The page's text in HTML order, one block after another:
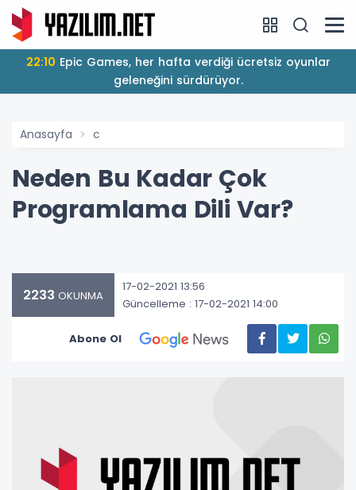
22:10
geleneğini sürdürüyor.
Anasayfa c
Neden Bu Kadar Çok
Programlama Dili Var?
2233 OKUNMA
17-02-2021 13:56
Güncelleme : 17-02-2021 14:00
Abone Ol